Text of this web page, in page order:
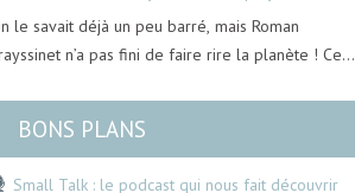
le savait déjà un peu barré, mais Roman
n’a pas fini de faire rire la planète ! Ce…
BONS PLANS
Small Talk : le podcast qui nous fait découvrir